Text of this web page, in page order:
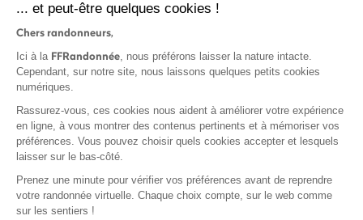
Protection des données
Politique de confidentialité
... et peut-être quelques cookies !
Chers randonneurs,
Ici à la FFRandonnée, nous préférons laisser la nature intacte.
Cependant, sur notre site, nous laissons quelques petits cookies
numériques.
Rassurez-vous, ces cookies nous aident à améliorer votre expérience
en ligne, à vous montrer des contenus pertinents et à mémoriser vos
préférences. Vous pouvez choisir quels cookies accepter et lesquels
laisser sur le bas-côté.
Prenez une minute pour vérifier vos préférences avant de reprendre
votre randonnée virtuelle. Chaque choix compte, sur le web comme
sur les sentiers !